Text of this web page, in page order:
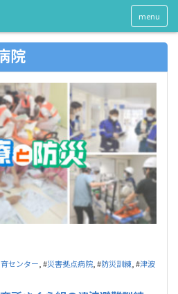
menu
院
センター , #災害拠点病院 , #防災訓練 , #津波